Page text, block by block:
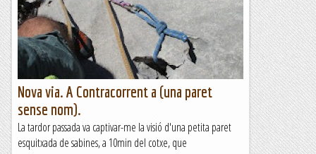
meva informació del lloc era moooolt minsa, així que va...
Romàntic Guerrer
Nova via. A Contracorrent a (una paret
sense nom).
La tardor passada va captivar-me la visió d'una petita paret
esquitxada de sabines, a 10min del cotxe, que